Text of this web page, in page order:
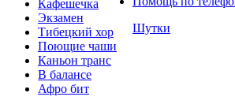
Кафешечка
Экзамен
Тибецкий хор
Поющие чаши
Каньон транс
В балансе
Афро бит
Шутки